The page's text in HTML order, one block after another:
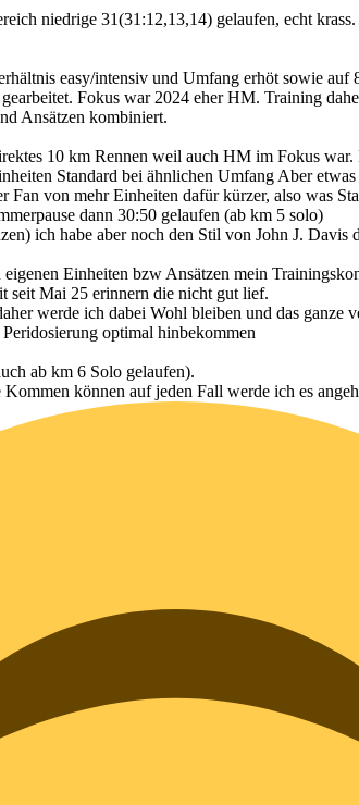
niedrige 31(31:12,13,14) gelaufen, echt
easy/intensiv und Umfang erhöt sowie
Fokus war 2024 eher HM. Training
Ansätzen kombiniert.
10 km Rennen weil auch HM im Fokus
Standard bei ähnlichen Umfang Aber
Fan von mehr Einheiten dafür kürzer, also was
dann 30:50 gelaufen (ab km 5 solo)
ich habe aber noch den Stil von John J. Davis
Einheiten bzw Ansätzen mein
seit Mai 25 erinnern die nicht gut lief.
werde ich dabei Wohl bleiben und das ganze
optimal hinbekommen
ab km 6 Solo gelaufen).
können auf jeden Fall werde ich es